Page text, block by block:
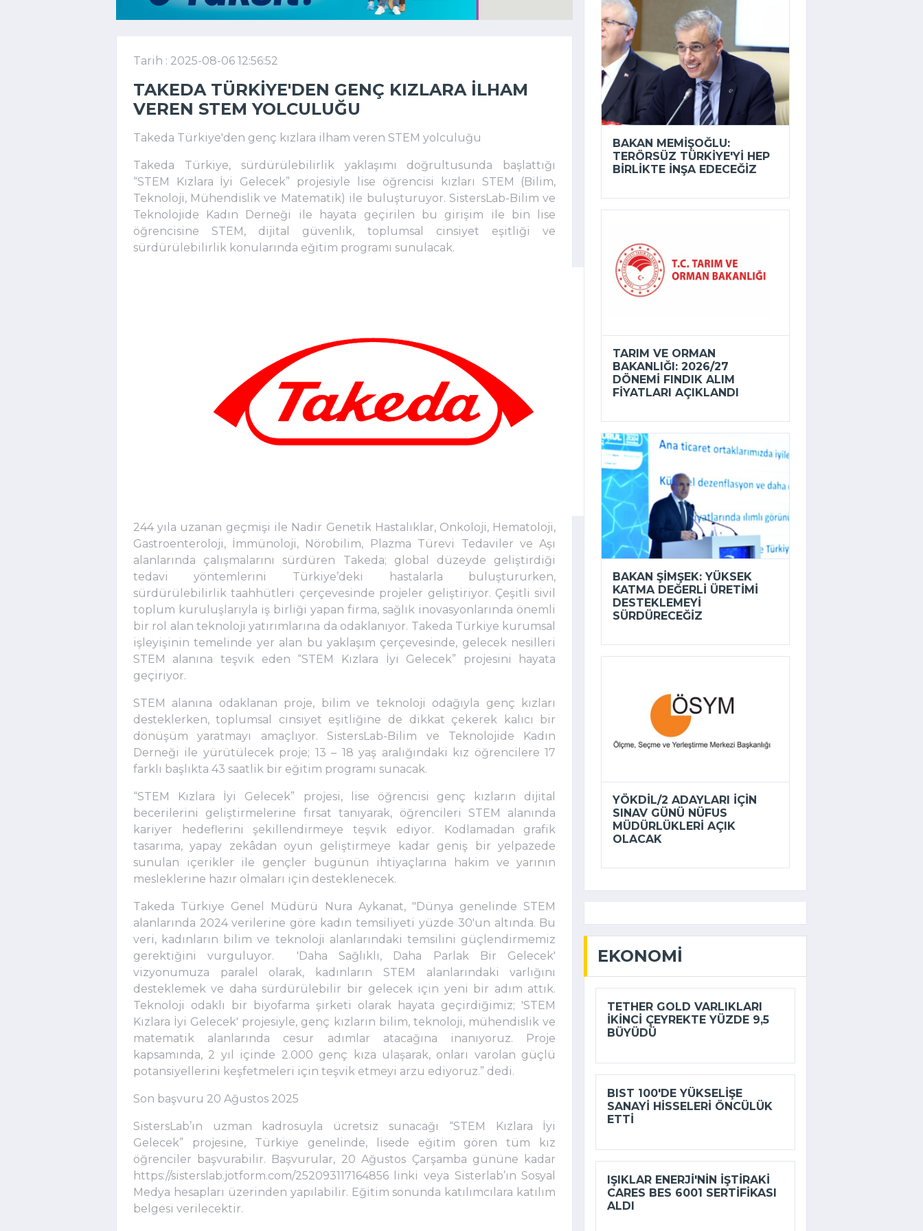
Tarih : 2025-08-06 12:56:52
TAKEDA TÜRKIYE'DEN GENÇ KIZLARA ILHAM
VEREN STEM YOLCULUĞU
Takeda Türkiye'den genç kızlara ilham veren STEM yolculuğu
Takeda Türkiye, sürdürülebilirlik yaklaşımı doğrultusunda başlattığı
“STEM Kızlara İyi Gelecek” projesiyle lise öğrencisi kızları STEM (Bilim,
Teknoloji, Mühendislik ve Matematik) ile buluşturuyor. SistersLab-Bilim ve
Teknolojide Kadın Derneği ile hayata geçirilen bu girişim ile bin lise
öğrencisine STEM, dijital güvenlik, toplumsal cinsiyet eşitliği ve
sürdürülebilirlik konularında eğitim programı sunulacak.
244 yıla uzanan geçmişi ile Nadir Genetik Hastalıklar, Onkoloji, Hematoloji,
Gastroenteroloji, İmmünoloji, Nörobilim, Plazma Türevi Tedaviler ve Aşı
alanlarında çalışmalarını sürdüren Takeda; global düzeyde geliştirdiği
tedavi yöntemlerini Türkiye’deki hastalarla buluştururken,
sürdürülebilirlik taahhütleri çerçevesinde projeler geliştiriyor. Çeşitli sivil
toplum kuruluşlarıyla iş birliği yapan firma, sağlık inovasyonlarında önemli
bir rol alan teknoloji yatırımlarına da odaklanıyor. Takeda Türkiye kurumsal
işleyişinin temelinde yer alan bu yaklaşım çerçevesinde, gelecek nesilleri
STEM alanına teşvik eden “STEM Kızlara İyi Gelecek” projesini hayata
geçiriyor.
STEM alanına odaklanan proje, bilim ve teknoloji odağıyla genç kızları
desteklerken, toplumsal cinsiyet eşitliğine de dikkat çekerek kalıcı bir
dönüşüm yaratmayı amaçlıyor. SistersLab-Bilim ve Teknolojide Kadın
Derneği ile yürütülecek proje; 13 – 18 yaş aralığındaki kız öğrencilere 17
farklı başlıkta 43 saatlik bir eğitim programı sunacak.
“STEM Kızlara İyi Gelecek”
projesi, lise öğrencisi genç kızların dijital
becerilerini geliştirmelerine fırsat tanıyarak, öğrencileri STEM alanında
kariyer hedeflerini şekillendirmeye teşvik ediyor.
Kodlamadan grafik
tasarıma, yapay zekâdan oyun geliştirmeye kadar geniş bir yelpazede
sunulan içerikler ile gençler bugünün ihtiyaçlarına hakim ve yarının
mesleklerine hazır olmaları için desteklenecek.
Takeda Türkiye Genel Müdürü Nura Aykanat, "Dünya genelinde STEM
alanlarında 2024 verilerine göre kadın temsiliyeti yüzde 30'un altında. Bu
veri, kadınların bilim ve teknoloji alanlarındaki temsilini güçlendirmemiz
gerektiğini vurguluyor. 'Daha Sağlıklı, Daha Parlak Bir Gelecek'
vizyonumuza paralel olarak, kadınların STEM alanlarındaki varlığını
desteklemek ve daha sürdürülebilir bir gelecek için yeni bir adım attık.
Teknoloji odaklı bir biyofarma şirketi olarak hayata geçirdiğimiz; 'STEM
Kızlara İyi Gelecek' projesiyle, genç kızların bilim, teknoloji, mühendislik ve
matematik alanlarında cesur adımlar atacağına inanıyoruz. Proje
kapsamında, 2 yıl içinde 2.000 genç kıza ulaşarak, onları varolan güçlü
potansiyellerini keşfetmeleri için teşvik etmeyi arzu ediyoruz.” dedi.
Son başvuru 20 Ağustos 2025
SistersLab’ın uzman kadrosuyla ücretsiz sunacağı “STEM Kızlara İyi
Gelecek” projesine, Türkiye genelinde, lisede eğitim gören tüm kız
öğrenciler başvurabilir. Başvurular, 20 Ağustos Çarşamba gününe kadar
https://sisterslab.jotform.com/252093117164856 linki veya Sisterlab’ın Sosyal
Medya hesapları üzerinden yapılabilir. Eğitim sonunda katılımcılara katılım
belgesi verilecektir.
BAKAN MEMIŞOĞLU:
TERÖRSÜZ TÜRKIYE'YI HEP
BIRLIKTE INŞA EDECEĞIZ
TARIM VE ORMAN
BAKANLIĞI: 2026/27
DÖNEMI FINDIK ALIM
FIYATLARI AÇIKLANDI
BAKAN ŞIMŞEK: YÜKSEK
KATMA DEĞERLI ÜRETIMI
DESTEKLEMEYI
SÜRDÜRECEĞIZ
YÖKDİL/2 ADAYLARI IÇIN
SINAV GÜNÜ NÜFUS
MÜDÜRLÜKLERI AÇIK
OLACAK
EKONOMI
TETHER GOLD VARLIKLARI
IKINCI ÇEYREKTE YÜZDE 9,5
BÜYÜDÜ
BIST 100'DE YÜKSELIŞE
SANAYI HISSELERI ÖNCÜLÜK
ETTI
IŞIKLAR ENERJI'NIN IŞTIRAKI
CARES BES 6001 SERTIFIKASI
ALDI